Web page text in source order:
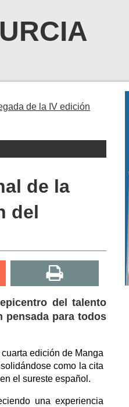
de la IV edición
de la
del
del talento
pensada para todos
edición de Manga
como la cita
el sureste español.
una experiencia